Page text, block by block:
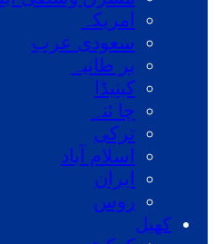
امریکہ
سعودی عرب
بر طانیہ
کینیڈا
چا ئنہ
ترکی
اسلام آباد
ایران
روس
کھیل